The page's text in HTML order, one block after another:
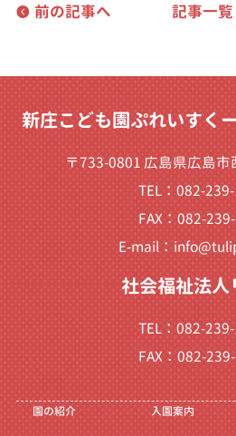
前の記事へ 記事一覧
新庄こども園ぷれいすく
〒733-0801 広島県広島
TEL：082-
FAX：082-
E-mail：
社会福祉法人
TEL：082-
FAX：082-
園の紹介
入園案内